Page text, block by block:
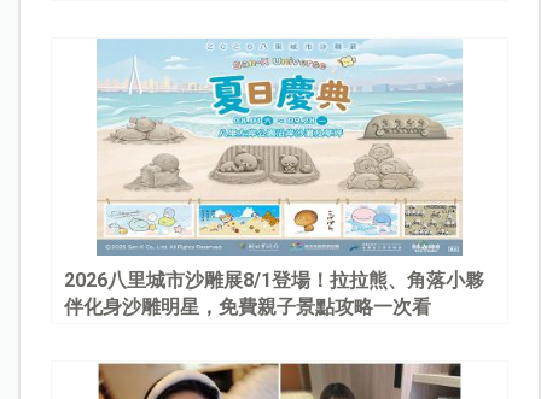
2026八里城市沙雕展8/1登場！拉拉熊、角落小夥
伴化身沙雕明星，免費親子景點攻略一次看